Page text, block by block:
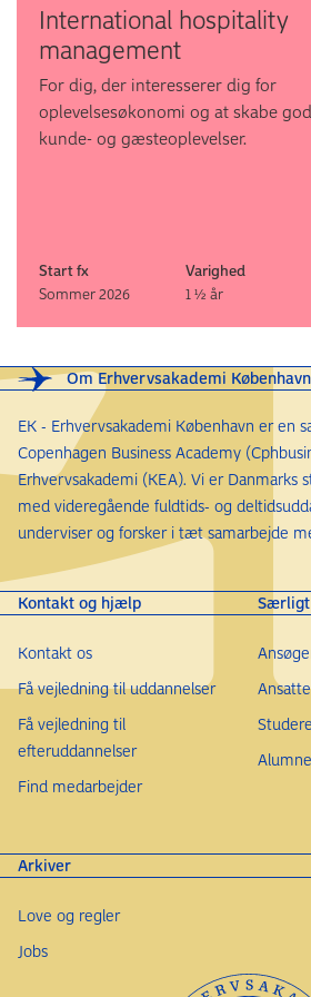
For yderligere information om
Vær opmærksom på, at
Studieprøven ved sommeroptaget
Inter­national hospitality
manage­ment
For dig, der interesserer dig for
oplevelses­økonomi og at skabe
kunde- og gæsteoplevelser.
Start fx
Sommer 2026
Varighed
1 ½ år
Om Erhvervsakademi København
EK - Erhvervsakademi København er en
Copenhagen Business Academy
Erhvervsakademi (KEA). Vi er Danmarks
med videregående fuldtids- og
underviser og forsker i tæt samarbejde
Kontakt og hjælp
Kontakt os
Få vejledning til uddannelser
Få vejledning til
efteruddannelser
Find medarbejder
Ansatte
Arkiver
Love og regler
Jobs